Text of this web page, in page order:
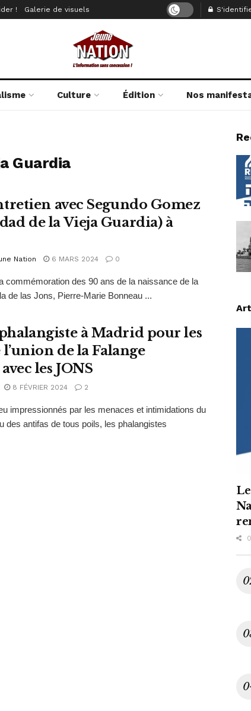
! Galerie de visuels
Culture Édition Nos
Guardia
avec Segundo Gomez
de la Vieja Guardia) à
Nation 6 MARS 2024 0
commémoration des 90 ans de la naissance de la
de las Jons, Pierre-Marie Bonneau ...
à Madrid pour les
l’union de la Falange
les JONS
8 FÉVRIER 2024 2
impressionnés par les menaces et intimidations du
des antifas de tous poils, les phalangistes